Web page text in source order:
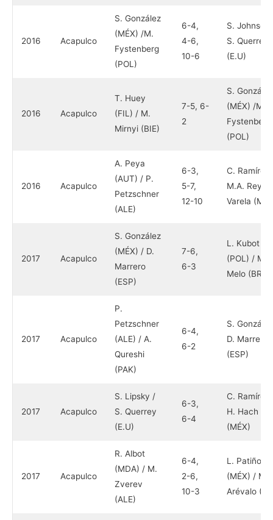
2016 Acapulco
S. González
(MÉX) /M.
Fystenberg
(POL)
6-4,
4-6,
10-6
S. Johnson
S. Querrey
(E.U)
2016 Acapulco
T. Huey
(FIL) / M.
Mirnyi (BIE)
7-5, 6-
2
S. González
(MÉX) /M.
Fystenberg
(POL)
2016 Acapulco
A. Peya
(AUT) / P.
Petzschner
(ALE)
6-3,
5-7,
12-10
C. Ramírez
M.A.
Varela
2017 Acapulco
S. González
(MÉX) / D.
Marrero
(ESP)
7-6,
6-3
L. Kubot
(POL) / M.
Melo (BRA)
2017 Acapulco
P.
Petzschner
(ALE) / A.
Qureshi
(PAK)
6-4,
6-2
S.
D. Marrero
(ESP)
2017 Acapulco
S. Lipsky /
S. Querrey
(E.U)
6-3,
6-4
C. Ramírez
H. Hach
(MÉX)
2017 Acapulco
R. Albot
(MDA) / M.
Zverev
(ALE)
6-4,
2-6,
10-3
L. Patiño
(MÉX) / M.
Arévalo